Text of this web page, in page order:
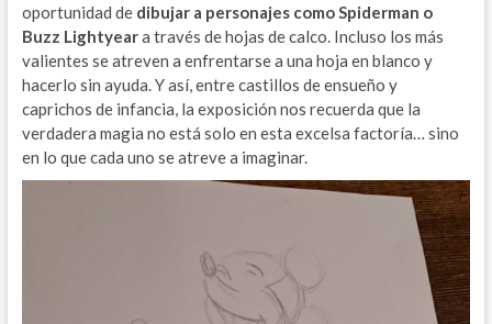
oportunidad de dibujar a personajes como Spiderman o
Buzz Lightyeara través de hojas de calco. Incluso los más
valientes se atreven a enfrentarse a una hoja en blanco y
hacerlo sin ayuda. Y así, entre castillos de ensueño y
caprichos de infancia, la exposición nos recuerda que la
verdadera magia no está solo en esta excelsa factoría… sino
en lo que cada uno se atreve a imaginar.